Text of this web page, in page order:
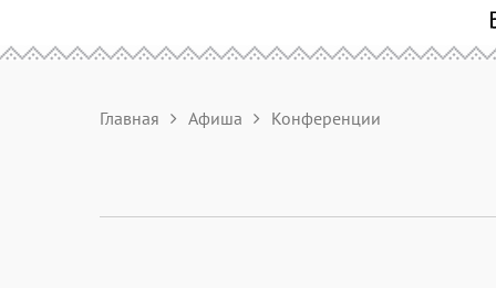
Главная Афиша Конференции